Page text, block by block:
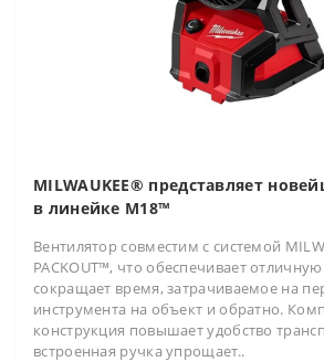
MILWAUKEE® представляет
в линейке M18™
Вентилятор совместим с системой
PACKOUT™, что обеспечивает
сокращает время, затрачиваемое на
инструмента на объект и обратно.
конструкция повышает удобство
встроенная ручка упрощает..